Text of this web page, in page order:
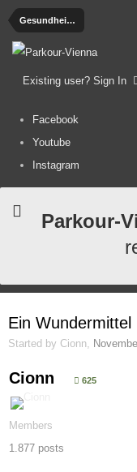
Gesundheit, Ernährung und Verletzungen
Existing user? Sign In
Facebook
Youtube
Instagram
Parkour-
Ein Wundermittel
Started by Cionn
Cionn 625
Members
1.877 posts